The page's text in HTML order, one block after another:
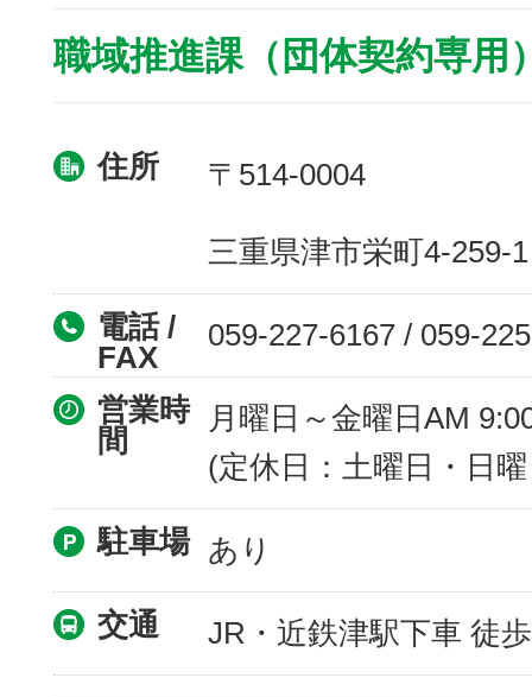
職域推進課（団体契約専用
住所 〒514-0004
三重県津市栄町4-259-1
電話 /
FAX
059-227-6167 / 059-
営業時
間
月曜日～金曜日AM
(定休日：土曜日・日
駐車場 あり
交通 JR・近鉄津駅下車 徒